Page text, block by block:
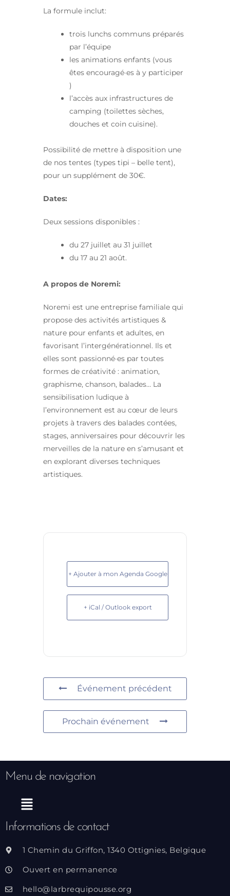
La formule inclut:
trois lunchs communs préparés
par l’équipe
les animations enfants (vous
êtes encouragé·es à y participer
)
l’accès aux infrastructures de
camping (toilettes sèches,
douches et coin cuisine).
Possibilité de mettre à disposition une
de nos tentes (types tipi – belle tent),
pour un supplément de 30€.
Dates:
Deux sessions disponibles :
du 27 juillet au 31 juillet
du 17 au 21 août.
A propos de Noremi:
Noremi est une entreprise familiale qui
propose des activités artistiques &
nature pour enfants et adultes, en
favorisant l’intergénérationnel. Ils et
elles sont passionné·es par toutes
formes de créativité : animation,
graphisme, chanson, balades… La
sensibilisation ludique à
l’environnement est au cœur de leurs
projets à travers des balades contées,
stages, anniversaires pour découvrir les
merveilles de la nature en s’amusant et
en explorant diverses techniques
artistiques.
+ Ajouter à mon Agenda Google
+ iCal / Outlook export
Événement précédent
Prochain événement
Menu de navigation
Menu
Informations de contact
1 Chemin du Griffon, 1340 Ottignies, Belgique
Ouvert en permanence
hello@larbrequipousse.org